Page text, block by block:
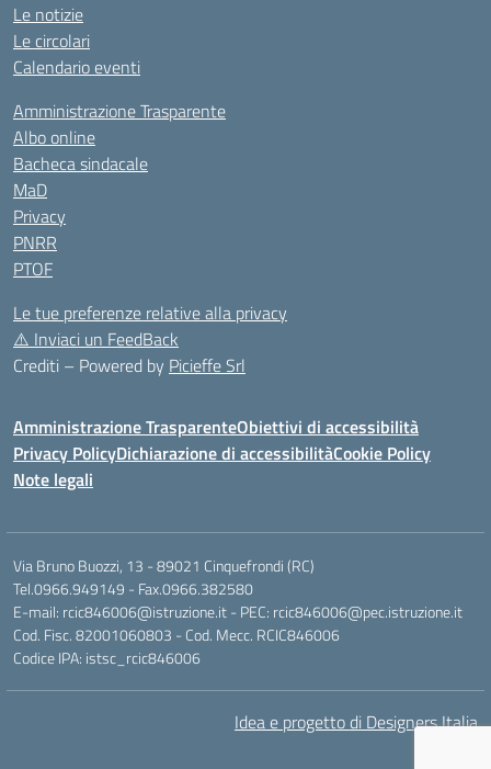
Le notizie
Le circolari
Calendario eventi
Amministrazione Trasparente
Albo online
Bacheca sindacale
MaD
Privacy
PNRR
PTOF
Le tue preferenze relative alla privacy
⚠️ Inviaci un FeedBack
Crediti – Powered by Picieffe Srl
Amministrazione TrasparenteObiettivi di accessibilità
Privacy PolicyDichiarazione di accessibilitàCookie Policy
Note legali
Via Bruno Buozzi, 13 - 89021 Cinquefrondi (RC)
Tel.0966.949149 - Fax.0966.382580
E-mail: rcic846006@istruzione.it - PEC: rcic846006@pec.istruzione.it
Cod. Fisc. 82001060803 - Cod. Mecc. RCIC846006
Codice IPA: istsc_rcic846006
Idea e progetto di Designers Italia